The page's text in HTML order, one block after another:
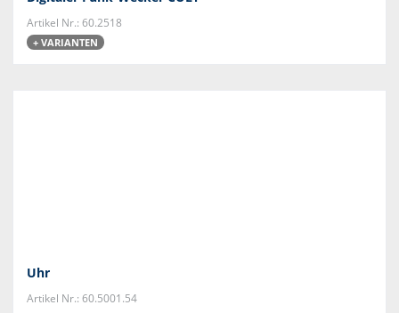
Artikel Nr.: 60.2518
+ VARIANTEN
Uhr
Artikel Nr.: 60.5001.54